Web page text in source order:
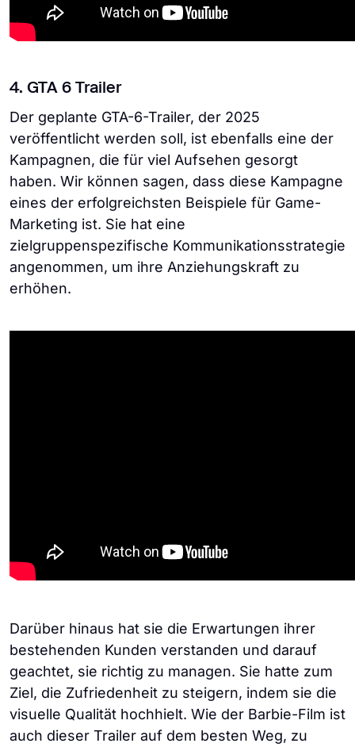
4. GTA 6 Trailer
Der geplante GTA-6-Trailer, der 2025
veröffentlicht werden soll, ist ebenfalls eine der
Kampagnen, die für viel Aufsehen gesorgt
haben. Wir können sagen, dass diese Kampagne
eines der erfolgreichsten Beispiele für Game-
Marketing ist. Sie hat eine
zielgruppenspezifische Kommunikationsstrategie
angenommen, um ihre Anziehungskraft zu
erhöhen.
Darüber hinaus hat sie die Erwartungen ihrer
bestehenden Kunden verstanden und darauf
geachtet, sie richtig zu managen. Sie hatte zum
Ziel, die Zufriedenheit zu steigern, indem sie die
visuelle Qualität hochhielt. Wie der Barbie-Film ist
auch dieser Trailer auf dem besten Weg, zu